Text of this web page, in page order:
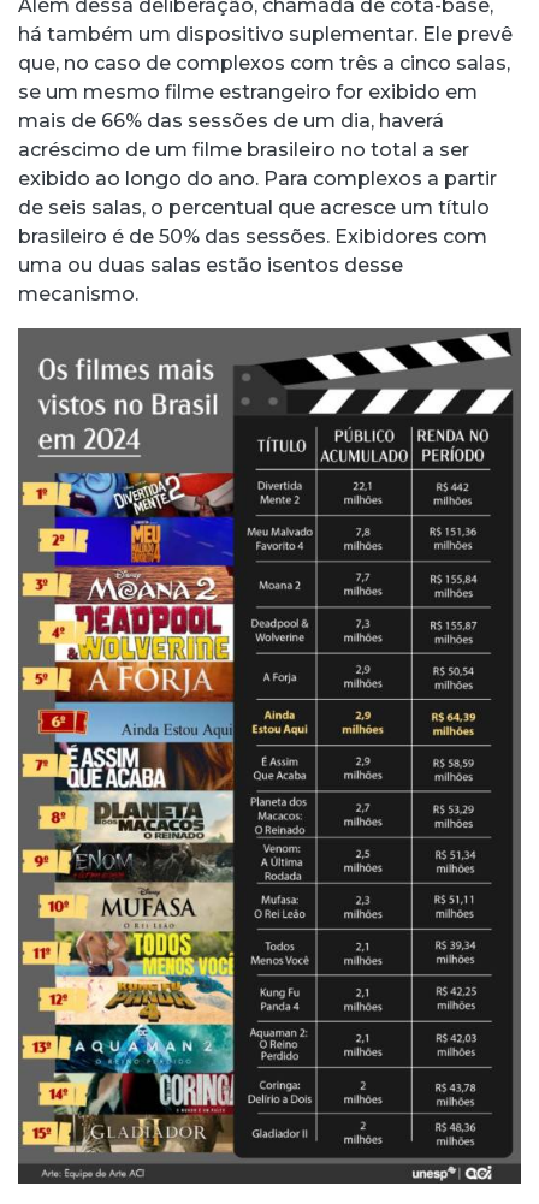
Além dessa deliberação, chamada de cota-base,
há também um dispositivo suplementar. Ele prevê
que, no caso de complexos com três a cinco salas,
se um mesmo filme estrangeiro for exibido em
mais de 66% das sessões de um dia, haverá
acréscimo de um filme brasileiro no total a ser
exibido ao longo do ano. Para complexos a partir
de seis salas, o percentual que acresce um título
brasileiro é de 50% das sessões. Exibidores com
uma ou duas salas estão isentos desse
mecanismo.